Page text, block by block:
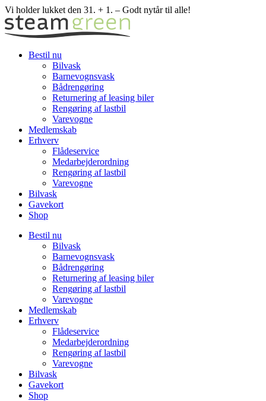
Skip
to
content
Vi holder lukket den 31. + 1. – Godt nytår til alle!
Bestil nu
Bilvask
Barnevognsvask
Bådrengøring
Returnering af leasing biler
Rengøring af lastbil
Varevogne
Medlemskab
Erhverv
Flådeservice
Medarbejderordning
Rengøring af lastbil
Varevogne
Bilvask
Gavekort
Shop
Bestil nu
Bilvask
Barnevognsvask
Bådrengøring
Returnering af leasing biler
Rengøring af lastbil
Varevogne
Medlemskab
Erhverv
Flådeservice
Medarbejderordning
Rengøring af lastbil
Varevogne
Bilvask
Gavekort
Shop